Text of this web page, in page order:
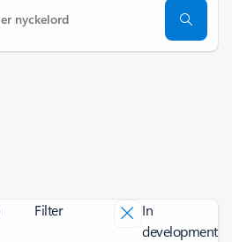
Filter
In
development